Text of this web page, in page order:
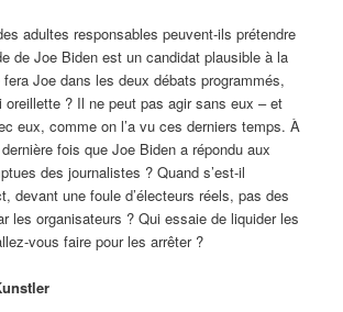
adultes responsables peuvent-ils prétendre
de Joe Biden est un candidat plausible à la
Joe dans les deux débats programmés,
oreillette ? Il ne peut pas agir sans eux – et
eux, comme on l’a vu ces derniers temps. À
fois que Joe Biden a répondu aux
des journalistes ? Quand s’est-il
devant une foule d’électeurs réels, pas des
les organisateurs ? Qui essaie de liquider les
vous faire pour les arrêter ?